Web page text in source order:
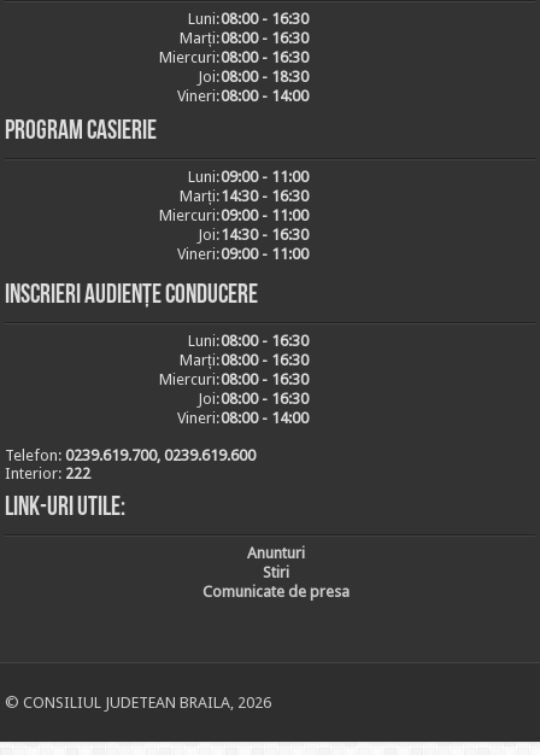
Luni:08:00 - 16:30
Marți:08:00 - 16:30
Miercuri:08:00 - 16:30
Joi:08:00 - 18:30
Vineri:08:00 - 14:00
Program casierie
Luni:09:00 - 11:00
Marți:14:30 - 16:30
Miercuri:09:00 - 11:00
Joi:14:30 - 16:30
Vineri:09:00 - 11:00
Inscrieri audiențe conducere
Luni:08:00 - 16:30
Marți:08:00 - 16:30
Miercuri:08:00 - 16:30
Joi:08:00 - 16:30
Vineri:08:00 - 14:00
Telefon:0239.619.700, 0239.619.600
Interior: 222
Link-uri utile:
Anunturi
Stiri
Comunicate de presa
© CONSILIUL JUDETEAN BRAILA, 2026